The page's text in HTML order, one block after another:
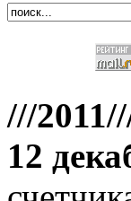
///
12